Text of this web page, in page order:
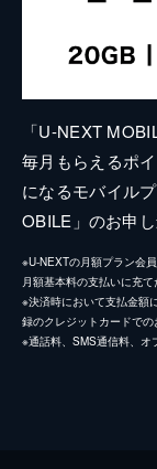
「U-NEXT
毎月もらえるポ
になるモバイル
OBILE」のお申
※U-NEXTの月額プラン会
月額基本料の支払いに充て
※決済時において支払金額
録のクレジットカードでの
※通話料、SMS通信料、オ